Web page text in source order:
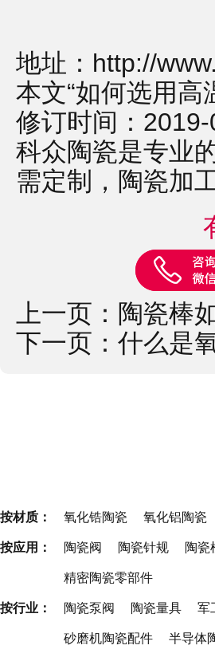
地址： http://
本文“如何选用高
修订时间：
科众陶瓷是专业
需定制， 陶瓷加
上一页： 陶瓷棒
下一页： 什么是
按材质： 氧化锆陶瓷 氧化铝陶瓷
按应用： 陶瓷阀 陶瓷针规 陶瓷
精密陶瓷零部件
按行业： 陶瓷泵阀 陶瓷量具 军
砂磨机陶瓷配件 半导体